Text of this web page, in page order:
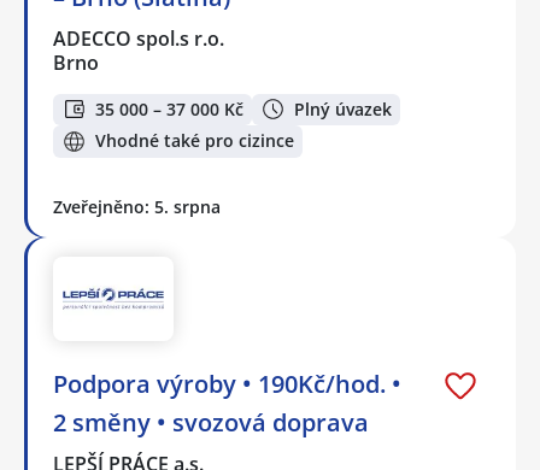
ADECCO spol.s r.o.
Brno
35 000 – 37 000 Kč
Plný úvazek
Vhodné také pro cizince
Zveřejněno: 5. srpna
Podpora výroby • 190Kč/hod. •
2 směny • svozová doprava
LEPŠÍ PRÁCE a.s.